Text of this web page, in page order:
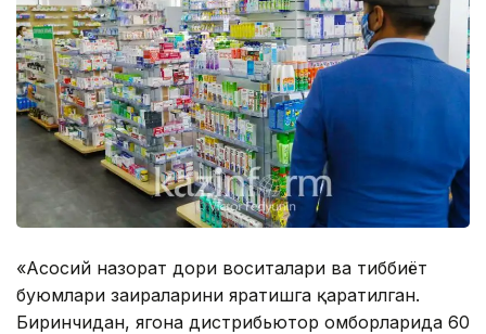
«Асосий назорат дори воситалари ва тиббиёт
буюмлари заҳираларини яратишга қаратилган.
Биринчидан, ягона дистрибьютор омборларида 60